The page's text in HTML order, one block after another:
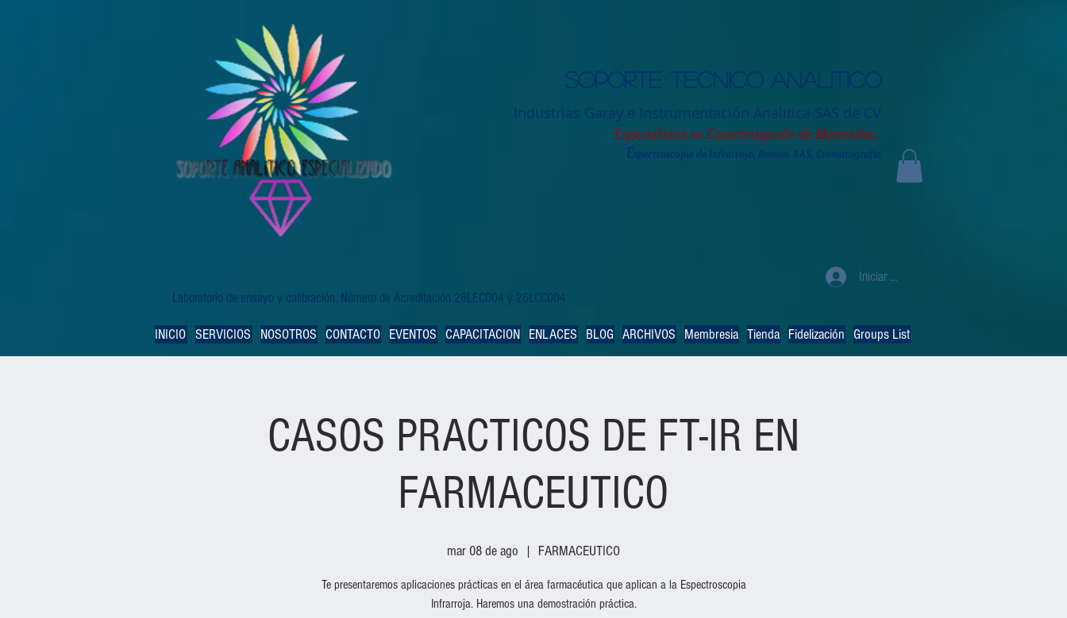
Soporte tecnico analitico
Industrias Garay e Instrumentación Analitica SAS de CV
Especialistas en Caracterización de Materiales.
Espectroscopia de Infrarrojo, Raman, AAS, Cromatografia
Laboratorio de ensayo y calibración. Número de Acreditación 26LEC004 y 26LCC004
Iniciar sesión
INICIO SERVICIOS NOSOTROS CONTACTO EVENTOS CAPACITACION ENLACES BLOG ARCHIVOS Membresia Tienda Fidelización Groups List
CASOS PRACTICOS DE FT-IR EN
FARMACEUTICO
mar 08 de ago
  |
FARMACEUTICO
Te presentaremos aplicaciones prácticas en el área farmacéutica que aplican a la Espectroscopia
Infrarroja. Haremos una demostración práctica.